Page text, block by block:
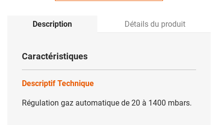
Description Détails du produit
Caractéristiques
Descriptif Technique
Régulation gaz automatique de 20 à 1400 mbars.